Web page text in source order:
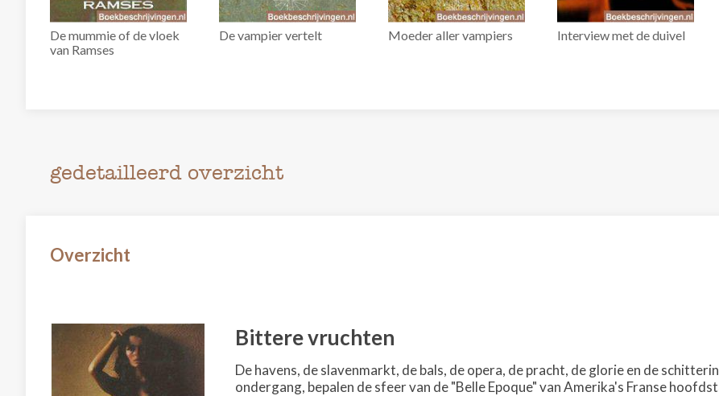
De mummie of de vloek
van Ramses
De vampier vertelt Moeder aller vampiers Interview met de duivel
gedetailleerd overzicht
Overzicht
Bittere vruchten
De havens, de slavenmarkt, de bals, de opera, de pracht, de glorie en de
ondergang, bepalen de sfeer van de "Belle Epoque" van Amerika's Franse